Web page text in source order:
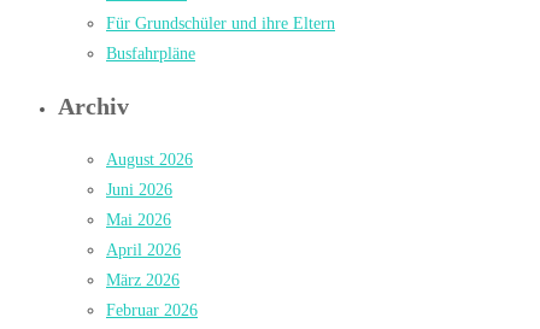
Für Grundschüler und ihre Eltern
Busfahrpläne
Archiv
August 2026
Juni 2026
Mai 2026
April 2026
März 2026
Februar 2026